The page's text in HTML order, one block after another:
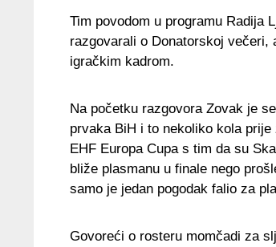
Tim povodom u programu Radija
razgovarali o Donatorskoj
igračkim kadrom.
Na početku razgovora Zovak je
prvaka BiH i to nekoliko kola
EHF Europa Cupa s tim da su
bliže plasmanu u finale nego
samo je jedan pogodak falio za
Govoreći o rosteru momčadi za